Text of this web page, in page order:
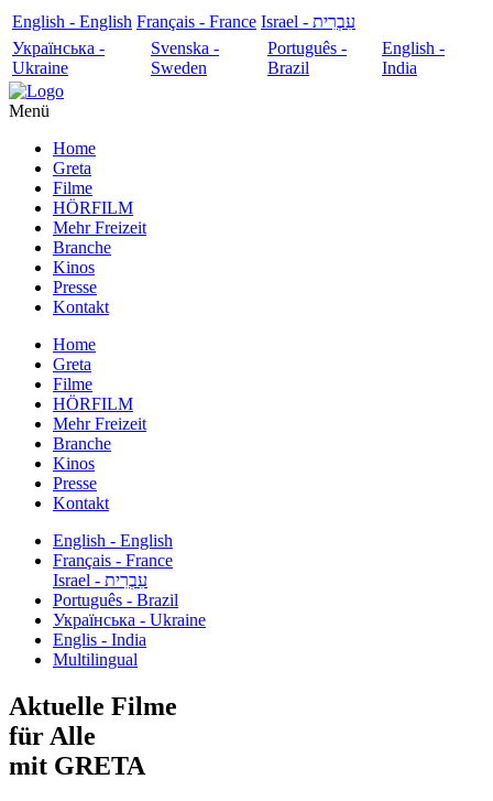
English - English Français - France
עִבְרִית - Israel
Українська -
Ukraine
Svenska -
Sweden
Português -
Brazil
English -
India
Menü
Home
Greta
Filme
HÖRFILM
Mehr Freizeit
Branche
Kinos
Presse
Kontakt
Home
Greta
Filme
HÖRFILM
Mehr Freizeit
Branche
Kinos
Presse
Kontakt
English - English
Français - France
עִבְרִית - Israel
Português - Brazil
Українська - Ukraine
Englis - India
Multilingual
Aktuelle Filme
für Alle
mit GRETA